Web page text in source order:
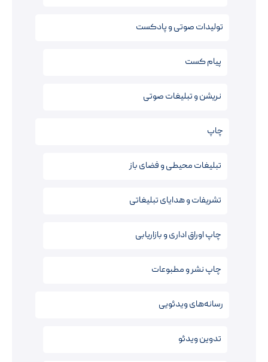
تولیدات صوتی و پادکست
پیام کست
نریشن‌ و تبلیغات صوتی
چاپ
تبلیغات محیطی و فضای باز
تشریفات و هدایای تبلیغاتی
چاپ اوراق اداری و بازاریابی
چاپ نشر و مطبوعات
رسانه‌های ویدئویی
تدوین ویدئو